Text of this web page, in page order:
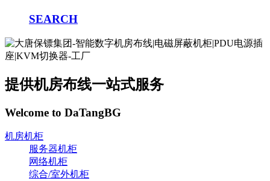
SEARCH
提供机房布线一站式服务
Welcome to DaTangBG
机房机柜
服务器机柜
网络机柜
综合/室外机柜